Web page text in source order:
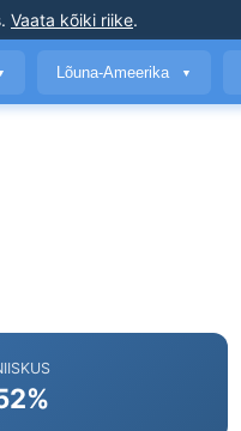
. Vaata kõiki riike.
Lõuna-Ameerika ▼